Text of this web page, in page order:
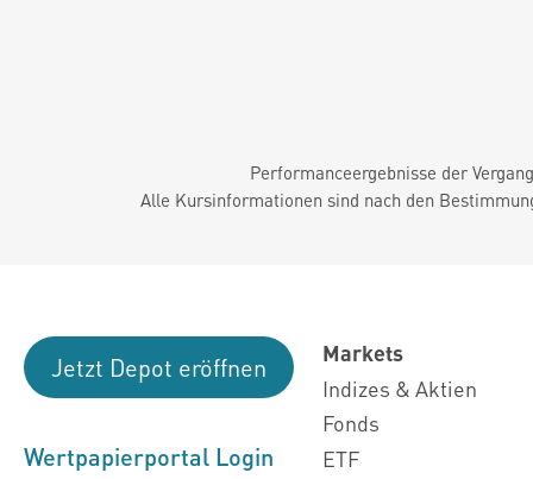
Performanceergebnisse der
Alle Kursinformationen sind nach den
Jetzt Depot eröffnen
Wertpapierportal Login
Markets
Indizes & Aktien
Fonds
ETF